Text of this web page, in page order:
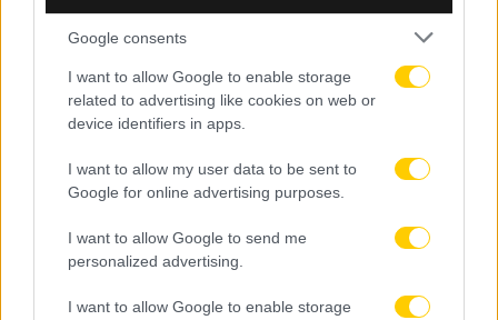
Google consents
I want to allow Google to enable storage
related to advertising like cookies on web or
device identifiers in apps.
I want to allow my user data to be sent to
Google for online advertising purposes.
I want to allow Google to send me
personalized advertising.
I want to allow Google to enable storage
09.08.2026, 11:50